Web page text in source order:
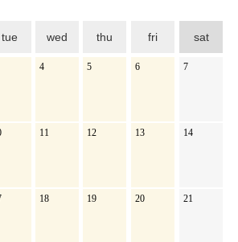
tue wed thu fri sat
4 5 6 7
11 12 13 14
18 19 20 21